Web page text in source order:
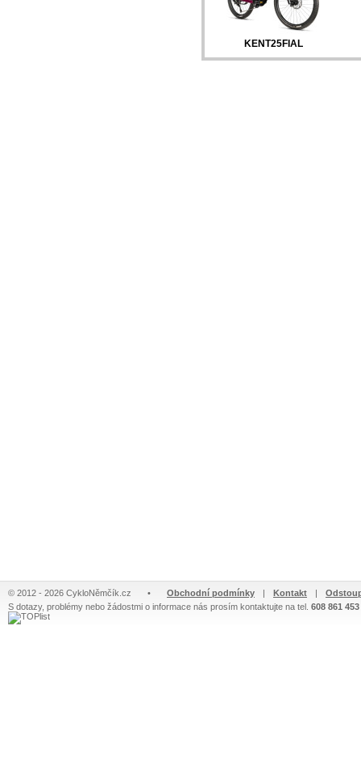
KENT25FIAL
© 2012 - 2026 CykloNěmčík.cz • Obchodní podmínky | Kontakt |
S dotazy, problémy nebo žádostmi o informace nás prosím kontaktujte na tel. 608 861 453